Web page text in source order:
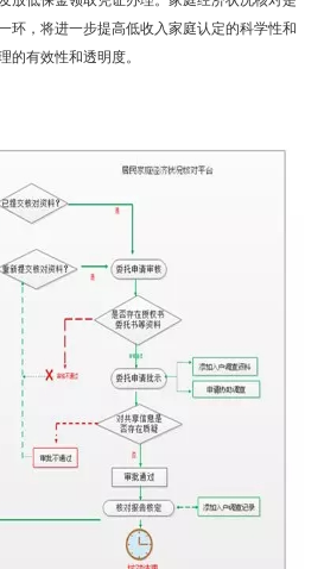
环，将进一步提高低收入家庭认定的科学性和
的有效性和透明度。